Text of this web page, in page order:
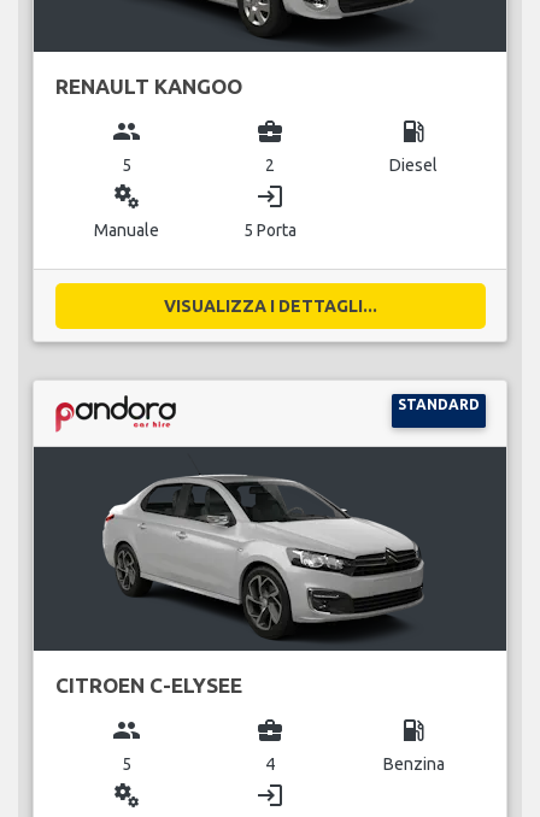
RENAULT KANGOO
group
5
business_center
2
local_gas_station
Diesel
miscellaneous_services
Manuale
login
5 Porta
VISUALIZZA I DETTAGLI...
STANDARD
CITROEN C-ELYSEE
group
5
business_center
4
local_gas_station
Benzina
miscellaneous_services login